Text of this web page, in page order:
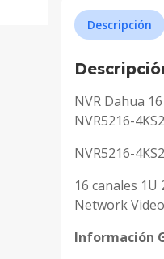
Descripción
NVR Dahua
NVR5216-
NVR5216-4KS2
16 canales 1U
Network
Información